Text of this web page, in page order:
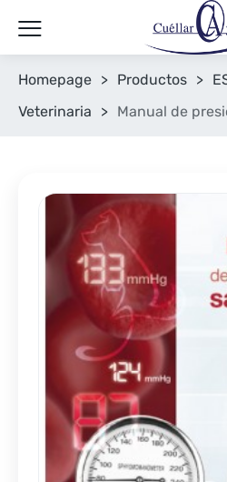
Homepage > Productos >
Veterinaria
> Manual de